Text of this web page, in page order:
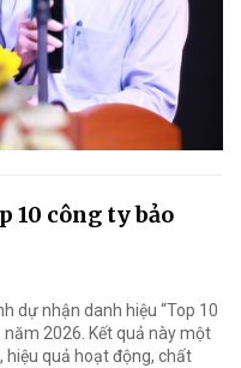
10 công ty bảo
dự nhận danh hiệu “Top 10
năm 2026. Kết quả này một
hiệu quả hoạt động, chất